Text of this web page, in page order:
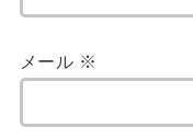
メール ※